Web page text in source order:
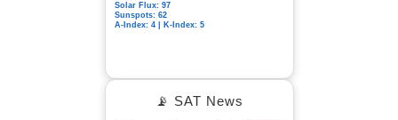
Solar Flux: 97
Sunspots: 62
A-Index: 4 | K-Index: 5
📡 SAT News